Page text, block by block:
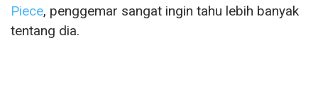
Piece, penggemar sangat ingin tahu lebih banyak
tentang dia.